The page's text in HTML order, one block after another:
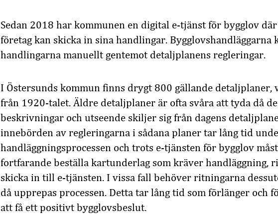
Sedan 2018 har kommunen en digital e-tjänst för bygglov
företag kan skicka in sina handlingar. Bygglovshandläggarna
handlingarna manuellt gentemot detaljplanens regleringar.
I Östersunds kommun finns drygt 800 gällande detaljplaner,
från 1920-talet. Äldre detaljplaner är ofta svåra att tyda då
beskrivningar och utseende skiljer sig från dagens
innebörden av regleringarna i sådana planer tar lång tid
handläggningsprocessen och trots e-tjänsten för bygglov
fortfarande beställa kartunderlag som kräver handläggning,
skicka in till e-tjänsten. I vissa fall behöver ritningarna
då upprepas processen. Detta tar lång tid som förlänger och
att få ett positivt bygglovsbeslut.